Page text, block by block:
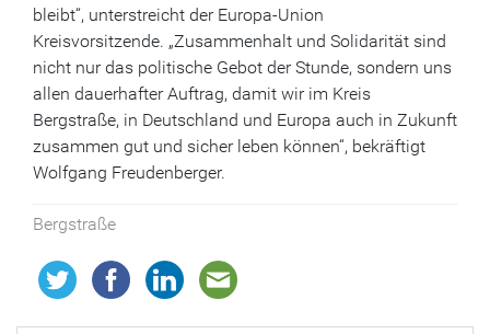
bleibt“, unterstreicht der Europa-Union
Kreisvorsitzende. „Zusammenhalt und Solidarität sind
nicht nur das politische Gebot der Stunde, sondern uns
allen dauerhafter Auftrag, damit wir im Kreis
Bergstraße, in Deutschland und Europa auch in Zukunft
zusammen gut und sicher leben können“, bekräftigt
Wolfgang Freudenberger.
Bergstraße